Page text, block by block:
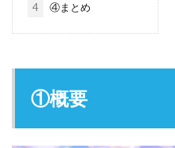
4 ④まとめ
①概要